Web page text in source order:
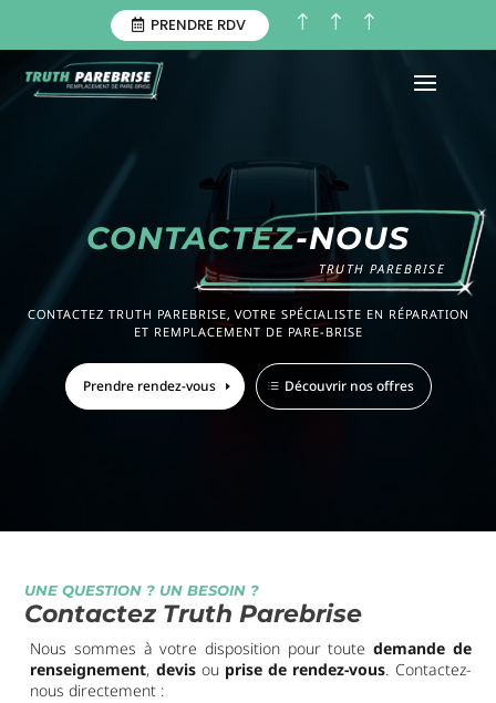
PRENDRE RDV ! ! !
CONTACTEZ-NOUS
TRUTH PAREBRISE
CONTACTEZ TRUTH PAREBRISE, VOTRE SPÉCIALISTE EN RÉPARATION
ET REMPLACEMENT DE PARE-BRISE
Prendre rendez-vous Découvrir nos offres
UNE QUESTION ? UN BESOIN ?
Contactez Truth Parebrise
Nous sommes à votre disposition pour toute demande de
renseignement, devisou prise de rendez-vous. Contactez-
nous directement :